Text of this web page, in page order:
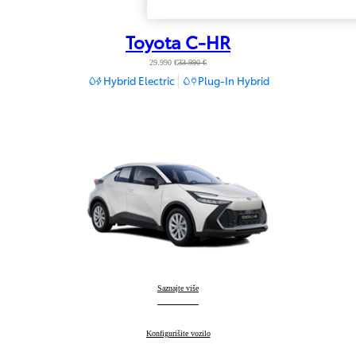
Toyota C-HR
29.990 €33.990 €
Hybrid Electric Plug-In Hybrid
Toyota C-HR
Saznajte više
Toyota C-HR :
Konfigurišite vozilo